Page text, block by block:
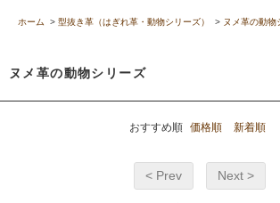
ホーム > 型抜き革（はぎれ革・動物シリーズ） > ヌメ革の動物
ヌメ革の動物シリーズ
おすすめ順 価格順 新着順
< Prev Next >